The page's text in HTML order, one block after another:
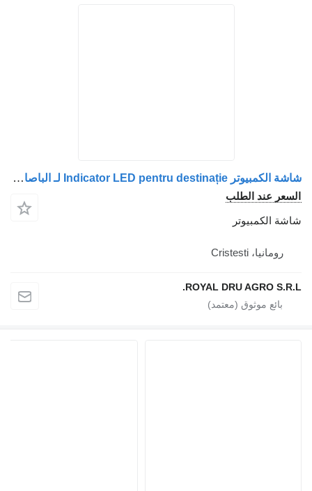
شاشة الكمبيوتر Indicator LED pentru destinație لـ الباصات Irisbus Bustec
الطلب
ROYAL DRU